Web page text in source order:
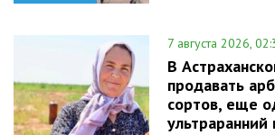
7 августа 2026,
В
продавать
сортов, еще
ультраранний